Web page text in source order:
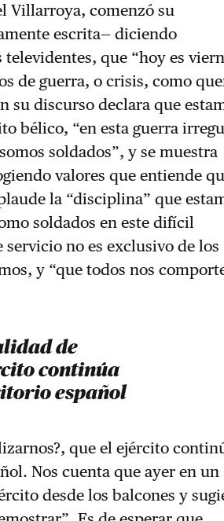
Villarroya, comenzó su
escrita— diciendo
que “hoy es
de guerra, o crisis, como
su discurso declara que
bélico, “en esta guerra
soldados”, y se muestra
valores que entiende
la “disciplina” que
soldados en este difícil
no es exclusivo de los
y “que todos nos
de
continúa
español
que el ejército
Nos cuenta que ayer en un
desde los balcones y